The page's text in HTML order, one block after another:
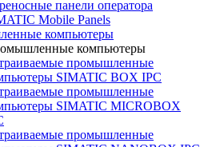
панели оператора
Mobile Panels
компьютеры
компьютеры
промышленные
SIMATIC BOX IPC
промышленные
SIMATIC MICROBOX
промышленные